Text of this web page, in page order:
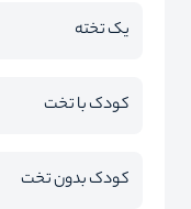
یک تخته
کودک با تخت
کودک بدون تخت